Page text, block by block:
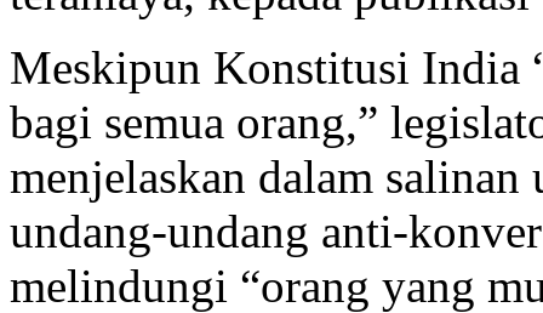
Meskipun Konstitusi India
bagi semua orang,”
menjelaskan dalam salinan
undang-undang anti-
melindungi “orang yang